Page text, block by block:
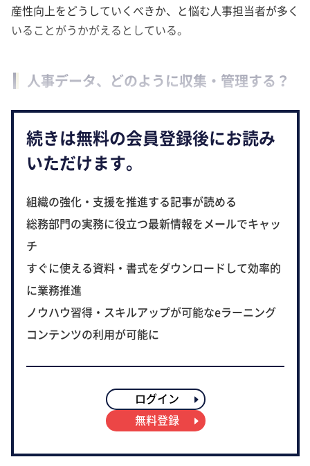
産性向上をどうしていくべきか、と悩む人事担当者が多く
いることがうかがえるとしている。
人事データ、どのように収集・管理する？
続きは無料の会員登録後にお読み
いただけます。
組織の強化・支援を推進する記事が読める
総務部門の実務に役立つ最新情報をメールでキャッ
チ
すぐに使える資料・書式をダウンロードして効率的
に業務推進
ノウハウ習得・スキルアップが可能なeラーニング
コンテンツの利用が可能に
ログイン
無料登録